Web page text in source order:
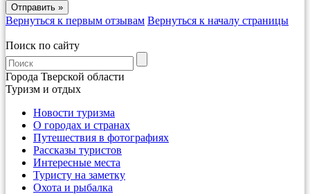
Вернуться к первым отзывам Вернуться к началу страницы
Поиск по сайту
Города Тверской области
Туризм и отдых
Новости туризма
О городах и странах
Путешествия в фотографиях
Рассказы туристов
Интересные места
Туристу на заметку
Охота и рыбалка